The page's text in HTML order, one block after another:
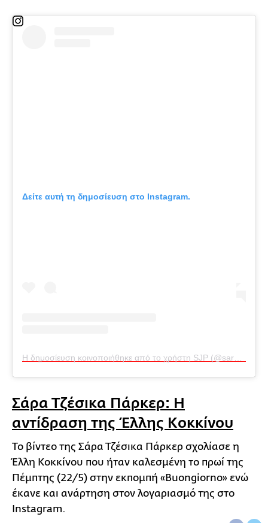
Δείτε αυτή τη δημοσίευση στο Instagram.
Σάρα Τζέσικα Πάρκερ: Η
αντίδραση της Έλλης Κοκκίνου
Το βίντεο της Σάρα Τζέσικα Πάρκερ σχολίασε η
Έλλη Κοκκίνου που ήταν καλεσμένη το πρωί της
Πέμπτης (22/5) στην εκπομπή «Buongiorno» ενώ
έκανε και ανάρτηση στον λογαριασμό της στο
Instagram.